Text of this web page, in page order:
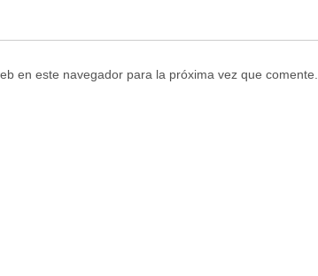
en este navegador para la próxima vez que comente.